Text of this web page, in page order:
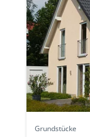
Grundstücke